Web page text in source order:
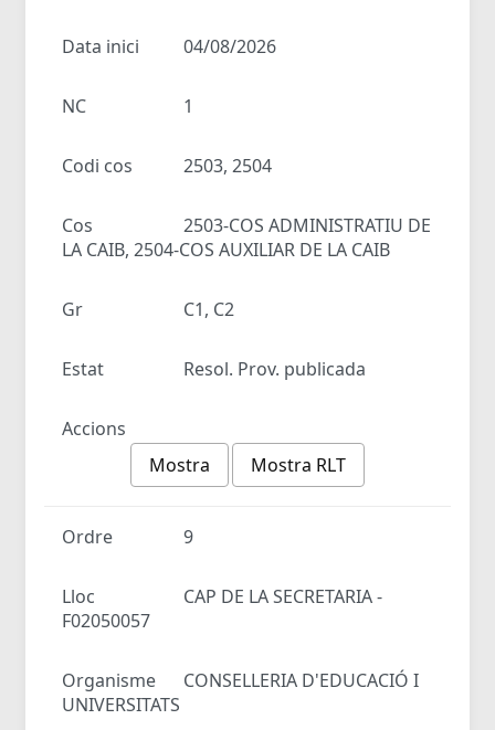
Data inici 04/08/2026
NC 1
Codi cos 2503, 2504
Cos
2503-COS ADMINISTRATIU DE
LA CAIB, 2504-COS AUXILIAR DE LA CAIB
Gr C1, C2
Estat Resol. Prov. publicada
Accions
Mostra
Mostra RLT
Ordre 9
Lloc
CAP DE LA SECRETARIA -
F02050057
Organisme
CONSELLERIA D'EDUCACIÓ I
UNIVERSITATS